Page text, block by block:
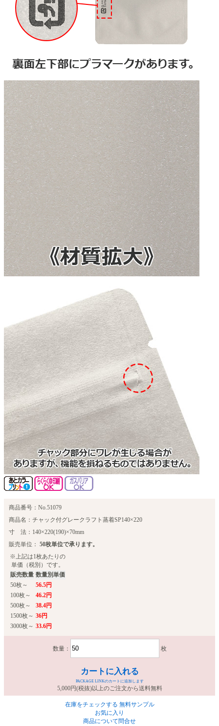
商品番号：No.51079
商品名：チャック付グレークラフト蒸着SP140×220
寸 法：140×220(190)×70mm
販売単位： 50枚単位で承ります。
※上記は1枚あたりの
単価（税別）です。
販売数量 数量別単価
50枚～
56.5円
100枚～
46.2円
500枚～
38.4円
1500枚～ 36円
3000枚～ 33.6円
数量： 枚
カートに入れる
PACKAGE LINKのカートに追加します
5,000円(税抜)以上のご注文から送料無料
在庫をチェックする 無料サンプル
お気に入り
商品について問合せ